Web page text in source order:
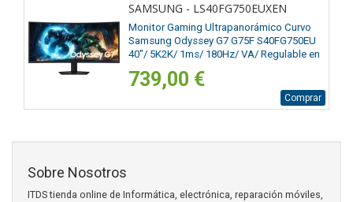
SAMSUNG - LS40FG750EUXEN
Monitor Gaming Ultrapanorámico Curvo
Samsung Odyssey G7 G75F S40FG750EU
40"/ 5K2K/ 1ms/ 180Hz/ VA/ Regulable en
739,00 €
Comprar
Sobre Nosotros
ITDS tienda online de Informática, electrónica, reparación móviles,